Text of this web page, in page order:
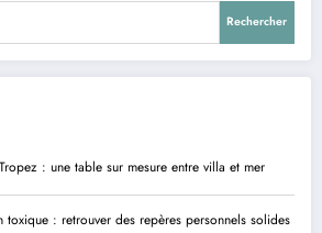
Rechercher
: une table sur mesure entre villa et mer
toxique : retrouver des repères personnels solides